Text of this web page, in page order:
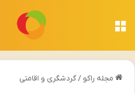
مجله راکو /گردشگری و اقامتی